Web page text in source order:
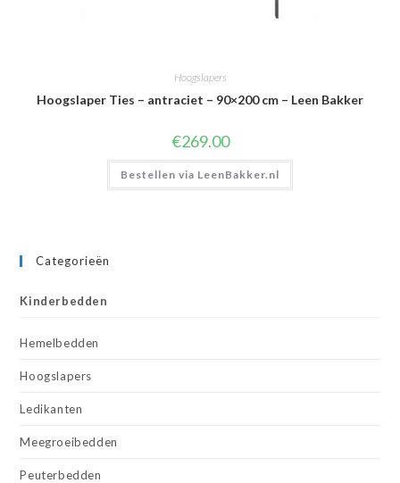
Hoogslapers
Hoogslaper Ties – antraciet – 90×200 cm – Leen Bakker
€269.00
Bestellen via LeenBakker.nl
Categorieën
Kinderbedden
Hemelbedden
Hoogslapers
Ledikanten
Meegroeibedden
Peuterbedden